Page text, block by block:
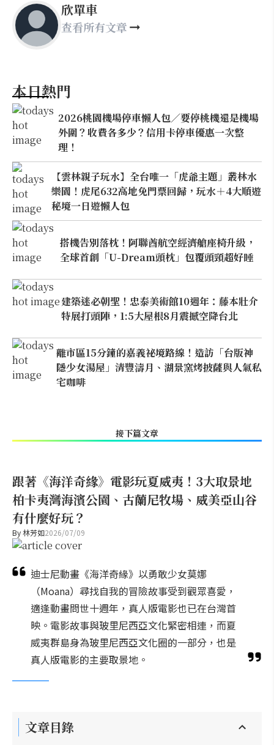
欣單車
查看所有文章
本日熱門
2026桃園機場停車懶人包／要停桃機還是機場
外圍？收費各多少？信用卡停車優惠一次整
理！
【雲林親子玩水】全台唯一「虎爺主題」叢林水
樂園！虎尾632高地免門票回歸，玩水＋4大順遊
秘境一日遊懶人包
搭機告別落枕！阿聯酋航空經濟艙座椅升級，
全球首創「U-Dream頭枕」包覆頭頸超好睡
建築迷必朝聖！忠泰美術館10週年：藤本壯介
特展打頭陣，1:5大屋根8月震撼空降台北
離市區15分鐘的嘉義祕境路線！造訪「台版神
隱少女湯屋」清豐濤月、湖景窯烤披薩與人氣私
宅咖啡
接下篇文章
跟著《海洋奇緣》電影玩夏威夷！3大取景地
柏卡夷灣海濱公園、古蘭尼牧場、威美亞山谷
有什麼好玩？
By林芳如2026/07/09
迪士尼動畫《海洋奇緣》以勇敢少女莫娜
（Moana）尋找自我的冒險故事受到觀眾喜愛，
適逢動畫問世十週年，真人版電影也已在台灣首
映。電影故事與玻里尼西亞文化緊密相連，而夏
威夷群島身為玻里尼西亞文化圈的一部分，也是
真人版電影的主要取景地。
文章目錄